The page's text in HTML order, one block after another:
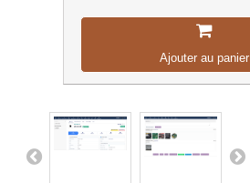
Ajouter au panier